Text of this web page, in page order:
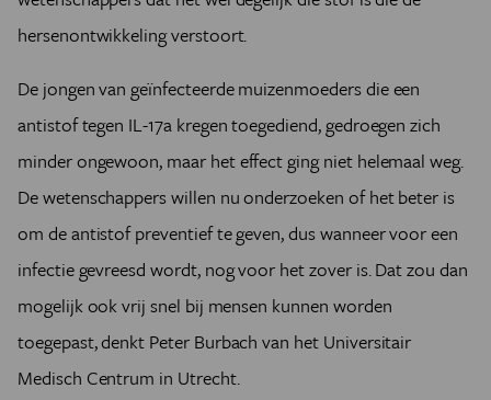
hersenontwikkeling verstoort.
De jongen van geïnfecteerde muizenmoeders die een
antistof tegen IL-17a kregen toegediend, gedroegen zich
minder ongewoon, maar het effect ging niet helemaal weg.
De wetenschappers willen nu onderzoeken of het beter is
om de antistof preventief te geven, dus wanneer voor een
infectie gevreesd wordt, nog voor het zover is. Dat zou dan
mogelijk ook vrij snel bij mensen kunnen worden
toegepast, denkt Peter Burbach van het Universitair
Medisch Centrum in Utrecht.